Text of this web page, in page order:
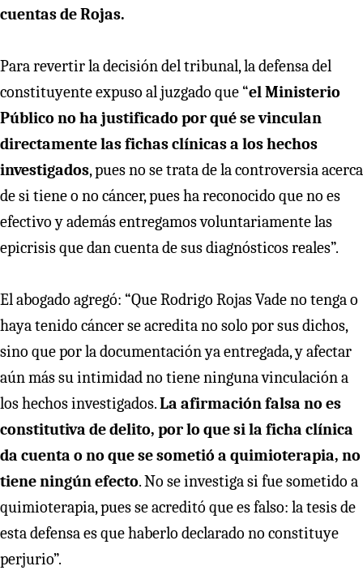
cuentas de Rojas.
Para revertir la decisión del tribunal, la defensa del
constituyente expuso al juzgado que “el Ministerio
Público no ha justificado por qué se vinculan
directamente las fichas clínicas a los hechos
investigados, pues no se trata de la controversia acerca
de si tiene o no cáncer, pues ha reconocido que no es
efectivo y además entregamos voluntariamente las
epicrisis que dan cuenta de sus diagnósticos reales”.
El abogado agregó: “Que Rodrigo Rojas Vade no tenga o
haya tenido cáncer se acredita no solo por sus dichos,
sino que por la documentación ya entregada, y afectar
aún más su intimidad no tiene ninguna vinculación a
los hechos investigados.La afirmación falsa no es
constitutiva de delito, por lo que si la ficha clínica
da cuenta o no que se sometió a quimioterapia, no
tiene ningún efecto. No se investiga si fue sometido a
quimioterapia, pues se acreditó que es falso: la tesis de
esta defensa es que haberlo declarado no constituye
perjurio”.